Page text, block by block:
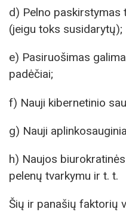
d) Pelno
(jeigu toks susidarytų);
e) Pasiruošimas
padėčiai;
f) Nauji kibernetinio
g) Nauji
h) Naujos
pelenų tvarkymu ir t. t.
Šių ir panašių faktorių